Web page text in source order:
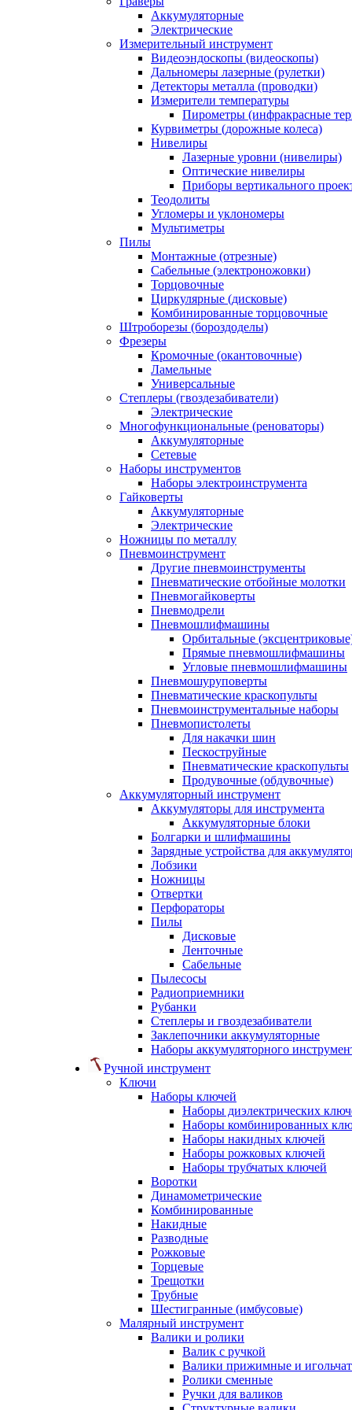
Аккумуляторные
Электрические
Измерительный инструмент
Видеоэндоскопы (видеоскопы)
Дальномеры лазерные (рулетки)
Детекторы металла (проводки)
Измерители температуры
Пирометры (инфракрасные
Курвиметры (дорожные колеса)
Нивелиры
Лазерные уровни (нивелиры)
Оптические нивелиры
Приборы вертикального
Теодолиты
Угломеры и уклономеры
Мультиметры
Пилы
Монтажные (отрезные)
Сабельные (электроножовки)
Торцовочные
Циркулярные (дисковые)
Комбинированные торцовочные
Штроборезы (бороздоделы)
Фрезеры
Кромочные (окантовочные)
Ламельные
Универсальные
Степлеры (гвоздезабиватели)
Электрические
Многофункциональные (реноваторы)
Аккумуляторные
Сетевые
Наборы инструментов
Наборы электроинструмента
Гайковерты
Аккумуляторные
Электрические
Ножницы по металлу
Пневмоинструмент
Другие пневмоинструменты
Пневматические отбойные молотки
Пневмогайковерты
Пневмодрели
Пневмошлифмашины
Орбитальные
Прямые пневмошлифмашины
Угловые пневмошлифмашины
Пневмошуруповерты
Пневматические краскопульты
Пневмоинструментальные наборы
Пневмопистолеты
Для накачки шин
Пескоструйные
Пневматические краскопульты
Продувочные (обдувочные)
Аккумуляторный инструмент
Аккумуляторы для инструмента
Аккумуляторные блоки
Болгарки и шлифмашины
Зарядные устройства для
Лобзики
Ножницы
Отвертки
Перфораторы
Пилы
Дисковые
Ленточные
Сабельные
Пылесосы
Радиоприемники
Рубанки
Степлеры и гвоздезабиватели
Заклепочники аккумуляторные
Наборы аккумуляторного
Ручной инструмент
Ключи
Наборы ключей
Наборы диэлектрических
Наборы комбинированных
Наборы накидных ключей
Наборы рожковых ключей
Наборы трубчатых ключей
Воротки
Динамометрические
Комбинированные
Накидные
Разводные
Рожковые
Торцевые
Трещотки
Трубные
Шестигранные (имбусовые)
Малярный инструмент
Валики и ролики
Валик с ручкой
Валики прижимные и
Ролики сменные
Ручки для валиков